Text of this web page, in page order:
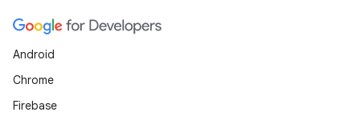
Android
Chrome
Firebase